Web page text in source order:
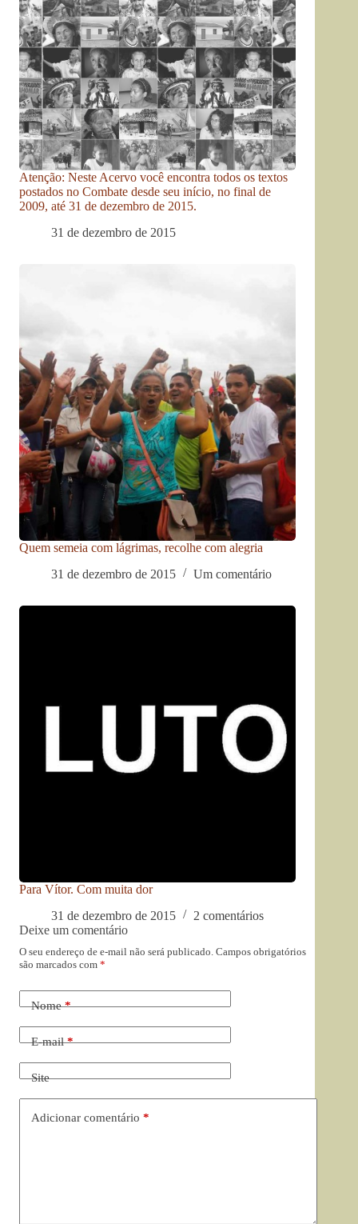
Atenção: Neste Acervo você encontra todos os textos
postados no Combate desde seu início, no final de
2009, até 31 de dezembro de 2015.
31 de dezembro de 2015
Quem semeia com lágrimas, recolhe com alegria
31 de dezembro de 2015
Um comentário
Para Vítor. Com muita dor
31 de dezembro de 2015
2 comentários
Deixe um comentário
O seu endereço de e-mail não será publicado. Campos obrigatórios
são marcados com *
Nome*
E-mail*
Site
Adicionar comentário *